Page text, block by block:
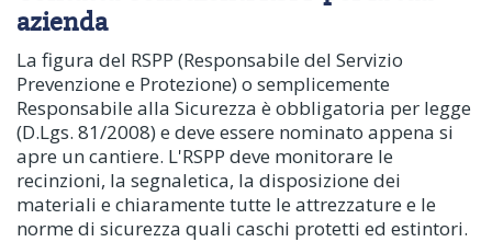
azienda
La figura del RSPP (Responsabile del Servizio
Prevenzione e Protezione) o semplicemente
Responsabile alla Sicurezza è obbligatoria per legge
(D.Lgs. 81/2008) e deve essere nominato appena si
apre un cantiere. L'RSPP deve monitorare le
recinzioni, la segnaletica, la disposizione dei
materiali e chiaramente tutte le attrezzature e le
norme di sicurezza quali caschi protetti ed estintori.